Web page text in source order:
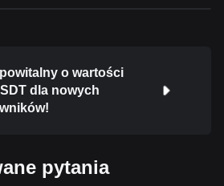
o wartości
dla nowych
pytania